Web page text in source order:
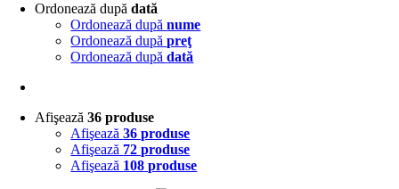
Ordonează dupădată
Ordonează dupănume
Ordonează dupăpreţ
Ordonează dupădată
Afişează36 produse
Afişează36 produse
Afişează 72 produse
Afişează 108 produse